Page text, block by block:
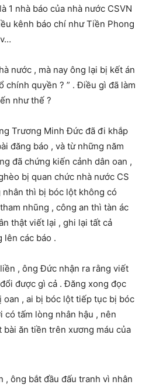
1 nhà báo của nhà nước CSVN
kênh báo chí như Tiền Phong
nước , mà nay ông lại bị kết án
chính quyền ? ” . Điều gì đã làm
như thế ?
Trương Minh Đức đã đi khắp
đăng báo , và từ những năm
đã chứng kiến cảnh dân oan ,
bị quan chức nhà nước CS
thì bị bóc lột không có
nhũng , công an thì tàn ác
thật viết lại , ghi lại tất cả
lên các báo .
, ông Đức nhận ra rằng viết
được gì cả . Đăng xong đọc
oan , ai bị bóc lột tiếp tục bị bóc
có tấm lòng nhân hậu , nên
ăn tiền trên xương máu của
, ông bắt đầu đấu tranh vì nhân